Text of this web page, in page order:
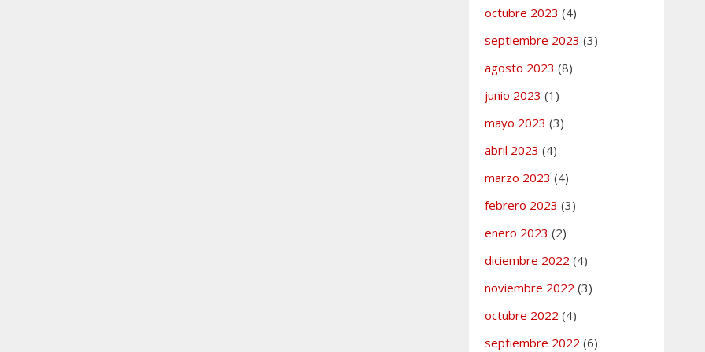
octubre 2023 (4)
septiembre 2023 (3)
agosto 2023 (8)
junio 2023 (1)
mayo 2023 (3)
abril 2023 (4)
marzo 2023 (4)
febrero 2023 (3)
enero 2023 (2)
diciembre 2022 (4)
noviembre 2022 (3)
octubre 2022 (4)
septiembre 2022 (6)